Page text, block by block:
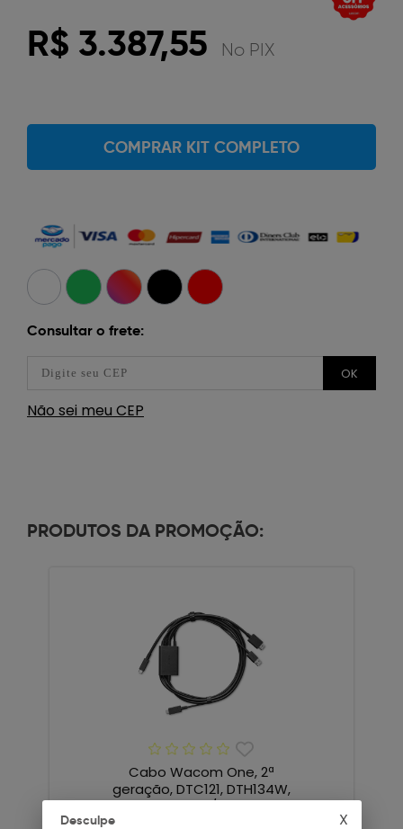
R$ 3.387,55 No PIX
COMPRAR KIT COMPLETO
Consultar o frete:
OK
Não sei meu CEP
PRODUTOS DA PROMOÇÃO:
Cabo Wacom One, 2ª
geração, DTC121, DTH134W,
Tipo-C P/ HDMI
Desculpe X